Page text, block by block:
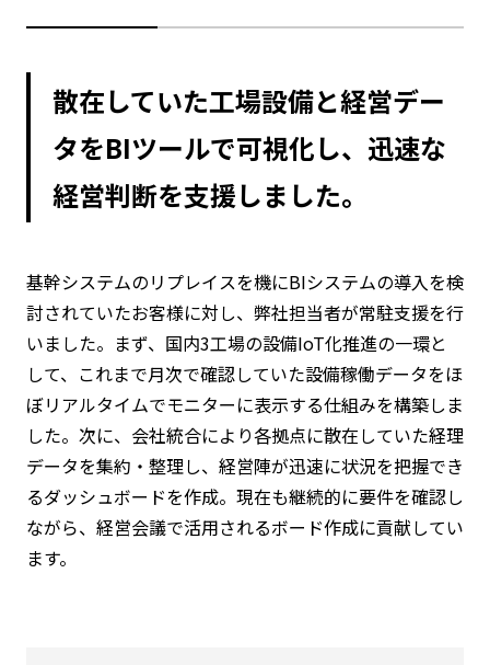
散在していた工場設備と経営デー
タをBIツールで可視化し、迅速な
経営判断を支援しました。
基幹システムのリプレイスを機にBIシステムの導入を検
討されていたお客様に対し、弊社担当者が常駐支援を行
いました。まず、国内3工場の設備IoT化推進の一環と
して、これまで月次で確認していた設備稼働データをほ
ぼリアルタイムでモニターに表示する仕組みを構築しま
した。次に、会社統合により各拠点に散在していた経理
データを集約・整理し、経営陣が迅速に状況を把握でき
るダッシュボードを作成。現在も継続的に要件を確認し
ながら、経営会議で活用されるボード作成に貢献してい
ます。